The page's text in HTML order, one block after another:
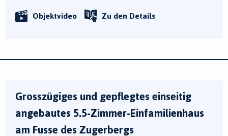
Objektvideo Zu den Details
Grosszügiges und gepflegtes einseitig
angebautes 5.5-Zimmer-Einfamilienhaus
am Fusse des Zugerbergs